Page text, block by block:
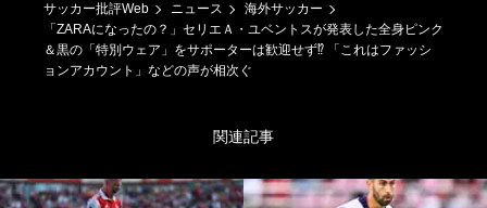
サッカー批評Web ニュース
海外サッカー
「ZARAになったの？」セリエＡ・ユベントスが発表した全身ピンク
＆黒の「特別ウェア」をサポーターは歓迎せず⁉ 「これはファッシ
ョンアカウント」などの声が相次ぐ
関連記事